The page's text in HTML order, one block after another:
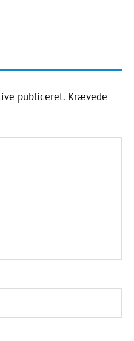
publiceret. Krævede